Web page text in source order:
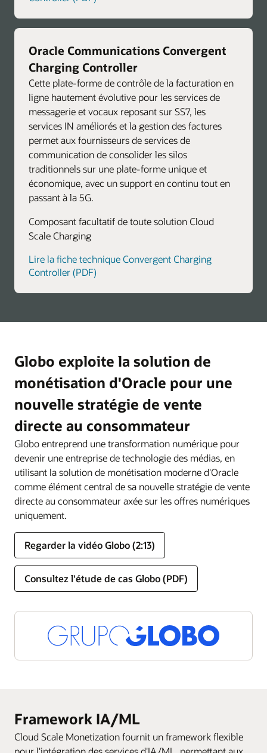
Oracle Communications Convergent
Charging Controller
Cette plate-forme de contrôle de la facturation en
ligne hautement évolutive pour les services de
messagerie et vocaux reposant sur SS7, les
services IN améliorés et la gestion des factures
permet aux fournisseurs de services de
communication de consolider les silos
traditionnels sur une plate-forme unique et
économique, avec un support en continu tout en
passant à la 5G.
Composant facultatif de toute solution Cloud
Scale Charging
Lire la fiche technique Convergent Charging
Controller (PDF)
Globo exploite la solution de
monétisation d'Oracle pour une
nouvelle stratégie de vente
directe au consommateur
Globo entreprend une transformation numérique pour
devenir une entreprise de technologie des médias, en
utilisant la solution de monétisation moderne d'Oracle
comme élément central de sa nouvelle stratégie de vente
directe au consommateur axée sur les offres numériques
uniquement.
Regarder la vidéo Globo (2:13)
Consultez l'étude de cas Globo (PDF)
Framework IA/ML
Cloud Scale Monetization fournit un framework flexible